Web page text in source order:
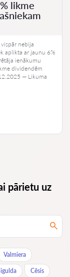
likme
nebija
aplikta ar jaunu 6%
ienākumu
dividendēm
— Likuma
pārietu uz
Valmiera
Cēsis